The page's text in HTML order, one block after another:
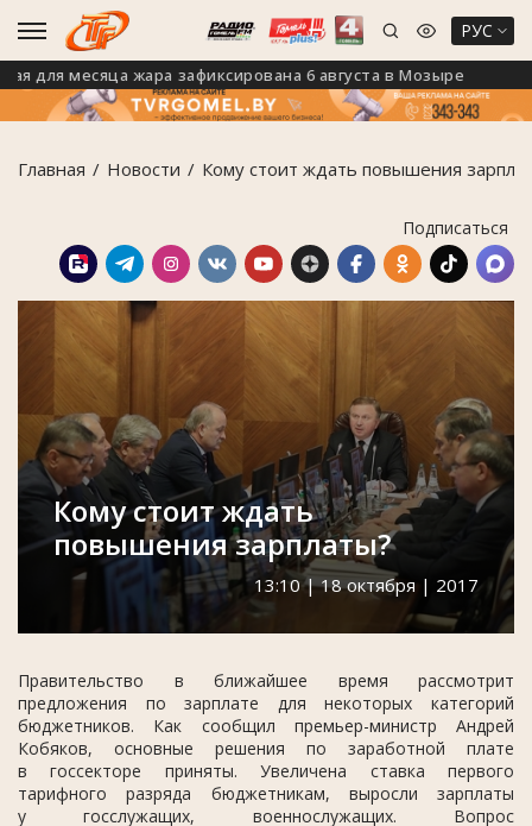
РУС
месяца жара зафиксирована 6 августа в Мозыре
Главная Новости Кому стоит ждать повышения
Подписаться
Кому стоит ждать
повышения зарплаты?
13:10 | 18 октября | 2017
Правительство в ближайшее время рассмотрит
предложения по зарплате для некоторых категорий
бюджетников. Как сообщил премьер-министр Андрей
Кобяков, основные решения по заработной плате
в госсекторе приняты. Увеличена ставка первого
тарифного разряда бюджетникам, выросли зарплаты
у госслужащих, военнослужащих. Вопрос